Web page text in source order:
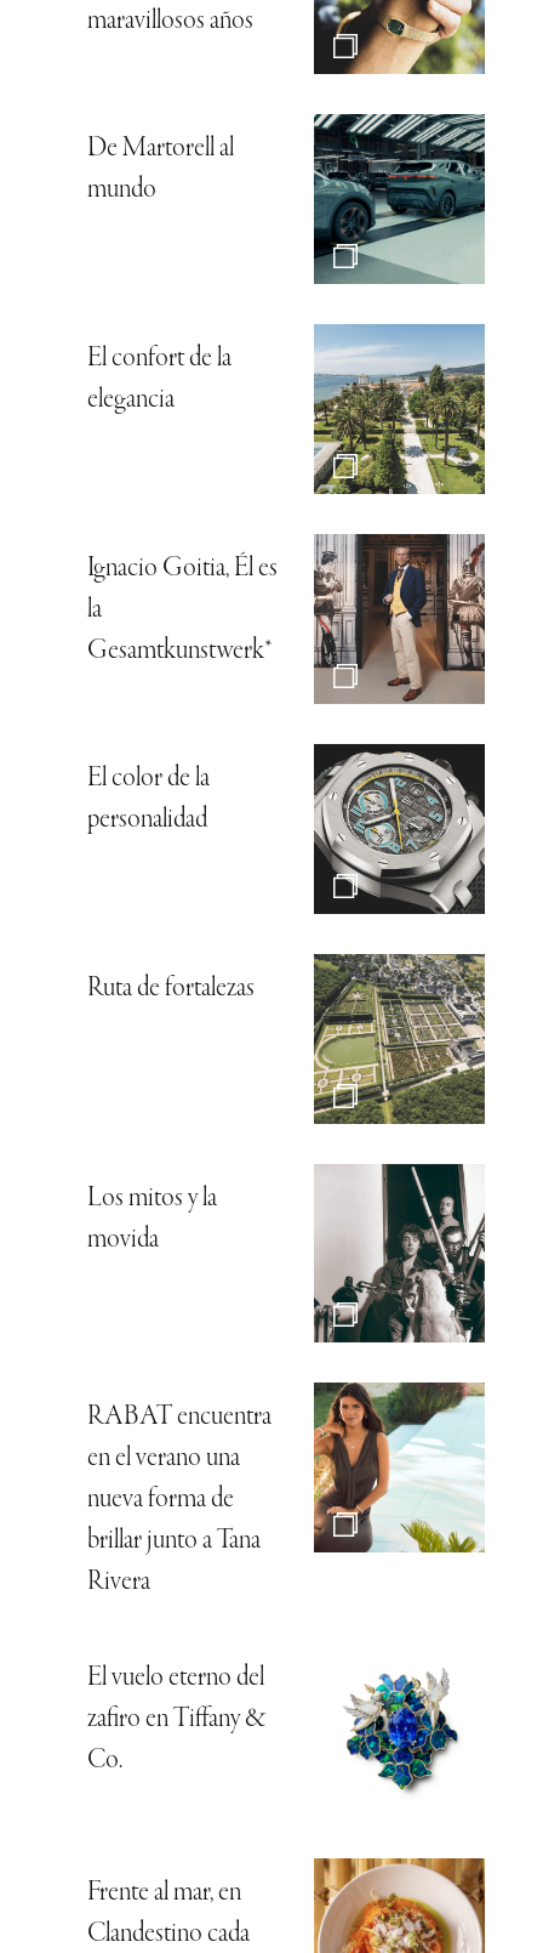
maravillosos años
De Martorell al
mundo
El confort de la
elegancia
Ignacio Goitia, Él es
la
Gesamtkunstwerk*
El color de la
personalidad
Ruta de fortalezas
Los mitos y la
movida
RABAT encuentra
en el verano una
nueva forma de
brillar junto a Tana
Rivera
El vuelo eterno del
zafiro en Tiffany &
Co.
Frente al mar, en
Clandestino cada